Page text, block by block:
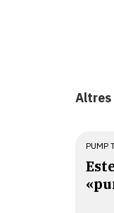
Altres
PUMP